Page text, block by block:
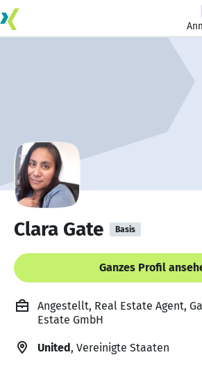
Clara Gate Basis
Ganzes Profil
Angestellt, Real Estate Agent,
Estate GmbH
United, Vereinigte Staaten